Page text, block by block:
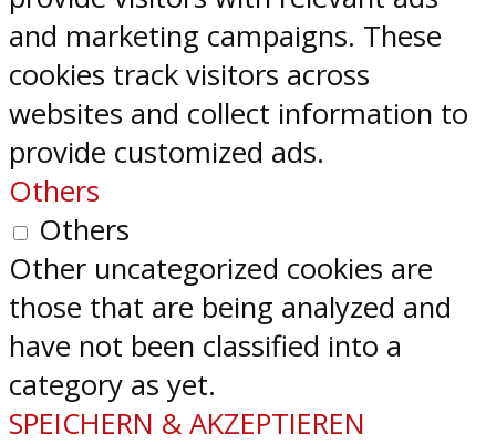
and marketing campaigns. These
cookies track visitors across
websites and collect information to
provide customized ads.
Others
Others
Other uncategorized cookies are
those that are being analyzed and
have not been classified into a
category as yet.
SPEICHERN & AKZEPTIEREN